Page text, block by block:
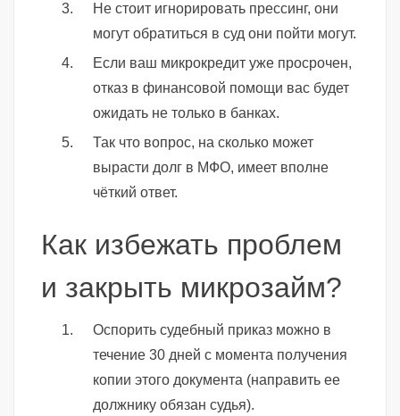
Не стоит игнорировать прессинг, они
могут обратиться в суд они пойти могут.
Если ваш микрокредит уже просрочен,
отказ в финансовой помощи вас будет
ожидать не только в банках.
Так что вопрос, на сколько может
вырасти долг в МФО, имеет вполне
чёткий ответ.
Как избежать проблем
и закрыть микрозайм?
Оспорить судебный приказ можно в
течение 30 дней с момента получения
копии этого документа (направить ее
должнику обязан судья).